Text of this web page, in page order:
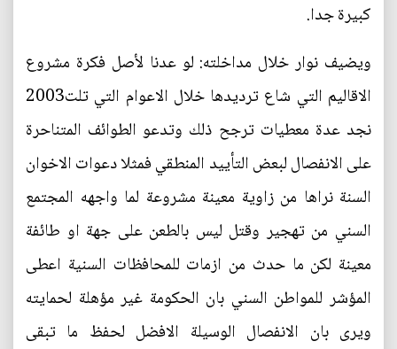
كبيرة جدا.
ويضيف نوار خلال مداخلته: لو عدنا لأصل فكرة مشروع
الاقاليم التي شاع ترديدها خلال الاعوام التي تلت2003
نجد عدة معطيات ترجح ذلك وتدعو الطوائف المتناحرة
على الانفصال لبعض التأييد المنطقي فمثلا دعوات الاخوان
السنة نراها من زاوية معينة مشروعة لما واجهه المجتمع
السني من تهجير وقتل ليس بالطعن على جهة او طائفة
معينة لكن ما حدث من ازمات للمحافظات السنية اعطى
المؤشر للمواطن السني بان الحكومة غير مؤهلة لحمايته
ويرى بان الانفصال الوسيلة الافضل لحفظ ما تبقى